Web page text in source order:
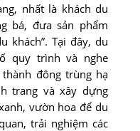
nhất là khách du
bá, đưa sản phẩm
khách”. Tại đây, du
quy trình và nghe
đông trùng hạ
trang và xây dựng
vườn hoa để du
trải nghiệm các